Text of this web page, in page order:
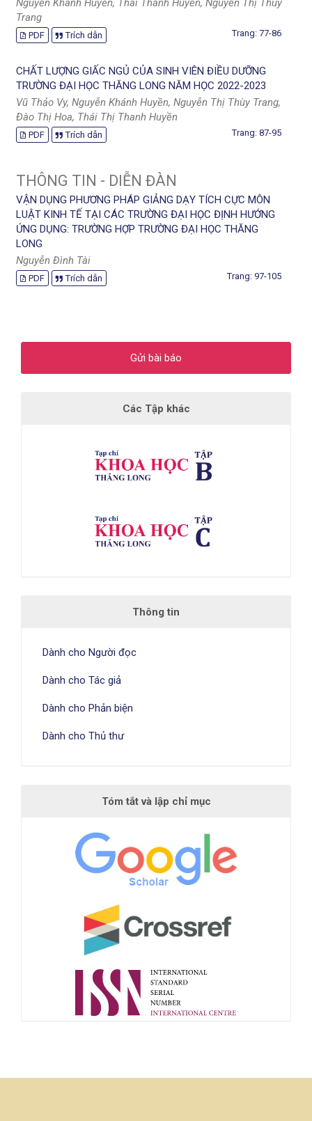
Nguyễn Khánh Huyền, Thái Thanh Huyền, Nguyễn Thị Thùy
Trang
PDF Trích dẫn Trang: 77-86
CHẤT LƯỢNG GIẤC NGỦ CỦA SINH VIÊN ĐIỀU DƯỠNG
TRƯỜNG ĐẠI HỌC THĂNG LONG NĂM HỌC 2022-2023
Vũ Thảo Vy, Nguyễn Khánh Huyền, Nguyễn Thị Thùy Trang,
Đào Thị Hoa, Thái Thị Thanh Huyền
PDF Trích dẫn Trang: 87-95
THÔNG TIN - DIỄN ĐÀN
VẬN DỤNG PHƯƠNG PHÁP GIẢNG DẠY TÍCH CỰC MÔN
LUẬT KINH TẾ TẠI CÁC TRƯỜNG ĐẠI HỌC ĐỊNH HƯỚNG
ỨNG DỤNG: TRƯỜNG HỢP TRƯỜNG ĐẠI HỌC THĂNG
LONG
Nguyễn Đình Tài
PDF Trích dẫn Trang: 97-105
Gửi bài báo
Các Tập khác
Thông tin
Dành cho Người đọc
Dành cho Tác giả
Dành cho Phản biện
Dành cho Thủ thư
Tóm tắt và lập chỉ mục